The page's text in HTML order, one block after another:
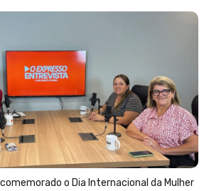
o Dia Internacional da Mulher